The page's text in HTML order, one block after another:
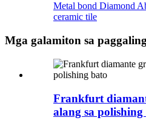
Metal bond Diamond
ceramic tile
Mga galamiton sa
Frankfurt
alang sa polishing